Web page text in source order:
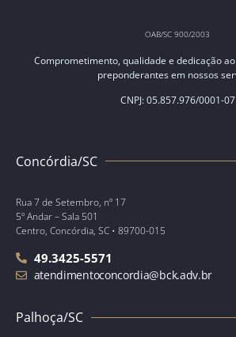
OAB/SC 900/2003
Comprometimento, qualidade e dedicação
preponderantes em nossos
CNPJ: 05.857.976/0001-07
Concórdia/SC
Rua 7 de Setembro, nº 17
5º Andar – Sala 501
Centro, Concórdia, SC • 89700-015
49.3425-5571
atendimentoconcordia@bck.adv.br
Palhoça/SC